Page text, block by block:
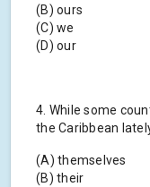
(B) ours
(C) we
(D) our
4. While some
the Caribbean
(A) themselves
(B) their